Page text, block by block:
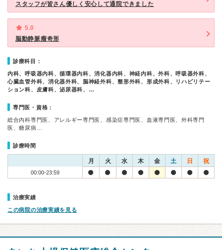
スタッフが皆さん優しく安心して通院できました
5.0
脳動静脈瘤奇形
診療科目：
内科、呼吸器内科、循環器内科、消化器内科、神経内科、外科、呼吸器外科、
心臓血管外科、消化器外科、脳神経外科、整形外科、形成外科、リハビリテー
ション科、皮膚科、泌尿器科、…
専門医・資格：
総合内科専門医、アレルギー専門医、感染症専門医、血液専門医、外科専門
医、糖尿病…
診療時間
月 火 水 木 金 土 日 祝
00:00-23:59
治療実績
この病院の治療実績を見る